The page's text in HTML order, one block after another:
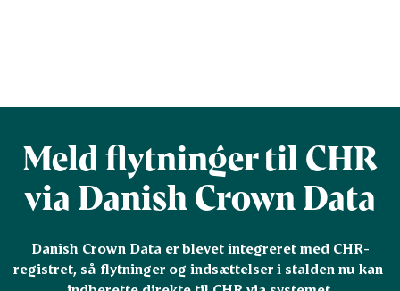
Meld flytninger til CHR
via Danish Crown Data
Danish Crown Data er blevet integreret med CHR-
registret, så flytninger og indsættelser i stalden nu kan